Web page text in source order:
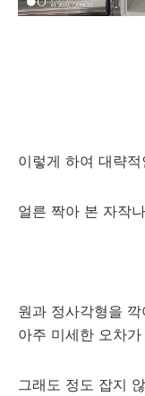
이렇게 하여 대략
얼른 짝아 본 자작
원과 정사각형을
아주 미세한 오차
그래도 정도 잡지